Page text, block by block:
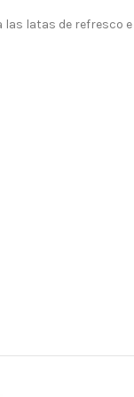
latas de refresco